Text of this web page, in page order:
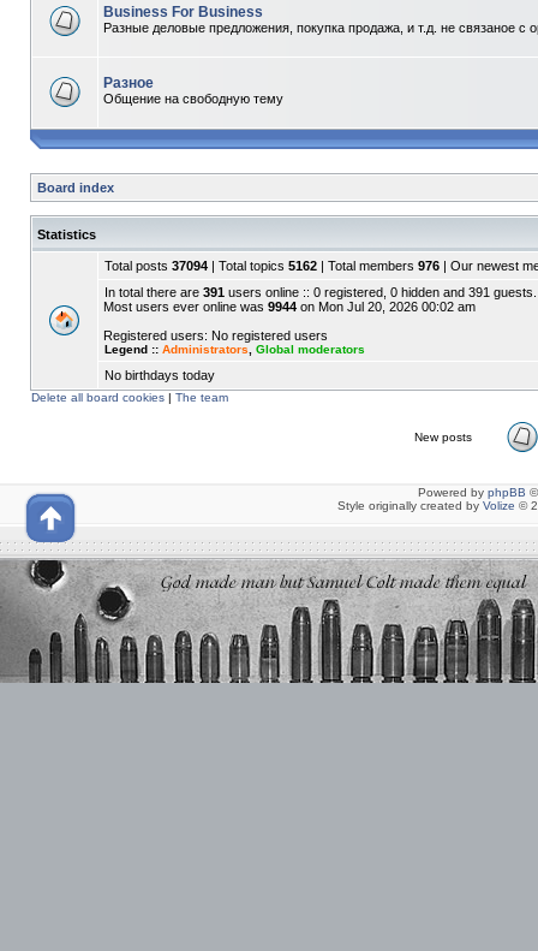
Business For Business
Разные деловые предложения, покупка продажа, и т.д. не связаное с
Разное
Общение на свободную тему
Board index
Statistics
Total posts 37094 | Total topics 5162 | Total members 976 | Our newest
In total there are 391 users online :: 0 registered, 0 hidden and 391 guests.
Most users ever online was 9944 on Mon Jul 20, 2026 00:02 am
Registered users: No registered users
Legend :: Administrators Global moderators
No birthdays today
Delete all board cookies | The team
New posts
Powered by phpBB
Style originally created by Volize ©